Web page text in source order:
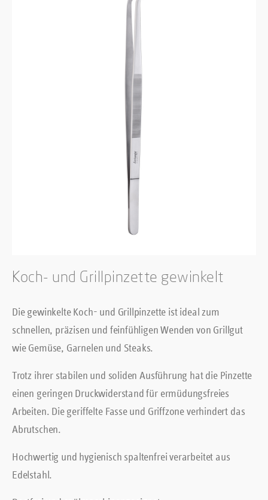
Koch- und Grillpinzette gewinkelt
Die gewinkelte Koch- und Grillpinzette ist ideal zum
schnellen, präzisen und feinfühligen Wenden von Grillgut
wie Gemüse, Garnelen und Steaks.
Trotz ihrer stabilen und soliden Ausführung hat die Pinzette
einen geringen Druckwiderstand für ermüdungsfreies
Arbeiten. Die geriffelte Fasse und Griffzone verhindert das
Abrutschen.
Hochwertig und hygienisch spaltenfrei verarbeitet aus
Edelstahl.